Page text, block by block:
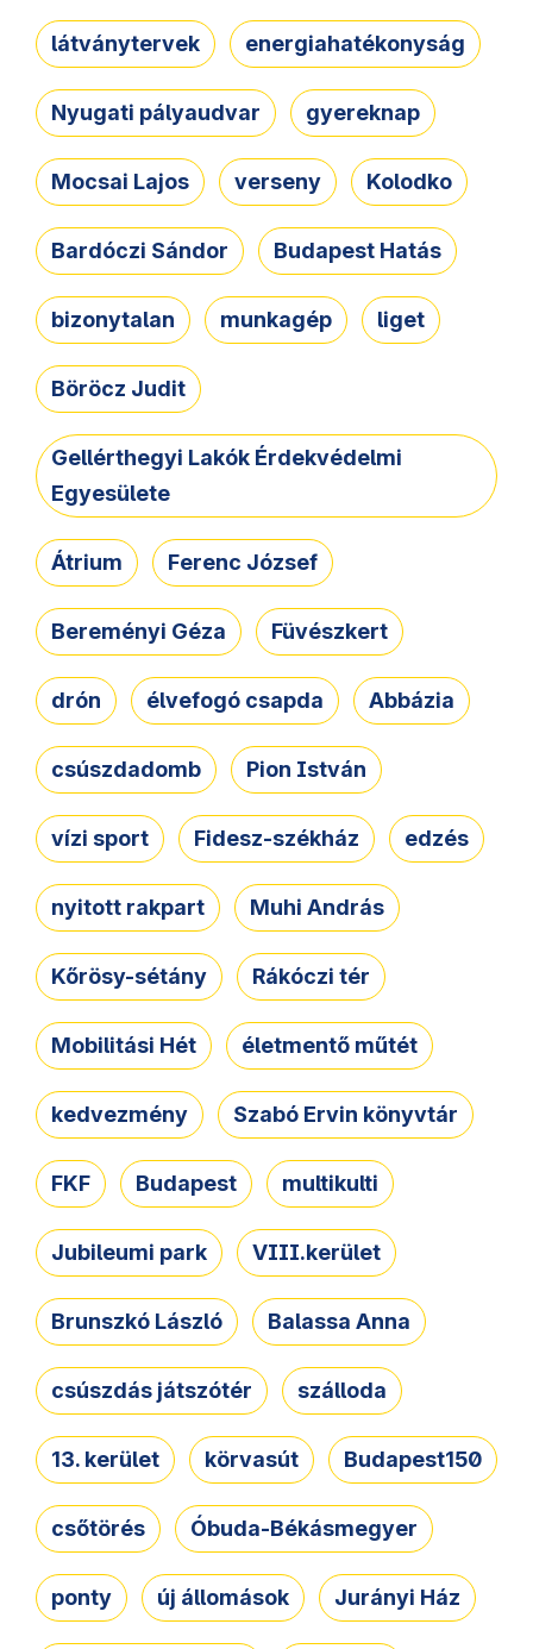
látványtervek energiahatékonyság
Nyugati pályaudvar gyereknap
Mocsai Lajos verseny Kolodko
Bardóczi Sándor Budapest Hatás
bizonytalan munkagép liget
Böröcz Judit
Gellérthegyi Lakók Érdekvédelmi
Egyesülete
Átrium Ferenc József
Bereményi Géza Füvészkert
drón élvefogó csapda Abbázia
csúszdadomb Pion István
vízi sport Fidesz-székház edzés
nyitott rakpart Muhi András
Kőrösy-sétány Rákóczi tér
Mobilitási Hét életmentő műtét
kedvezmény Szabó Ervin könyvtár
FKF Budapest multikulti
Jubileumi park VIII.kerület
Brunszkó László Balassa Anna
csúszdás játszótér szálloda
13. kerület körvasút Budapest150
csőtörés Óbuda-Békásmegyer
ponty új állomások Jurányi Ház